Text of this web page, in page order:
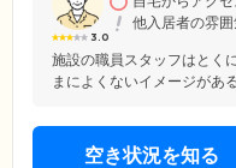
3.0
他入居者の雰
施設の職員スタッフはとく
まによくないイメージがあ
空き状況を知る